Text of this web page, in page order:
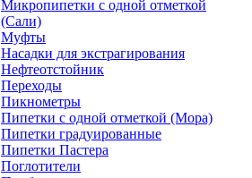
Микропипетки с одной отметкой
(Сали)
Муфты
Насадки для экстрагирования
Нефтеотстойник
Переходы
Пикнометры
Пипетки с одной отметкой (Мора)
Пипетки градуированные
Пипетки Пастера
Поглотители